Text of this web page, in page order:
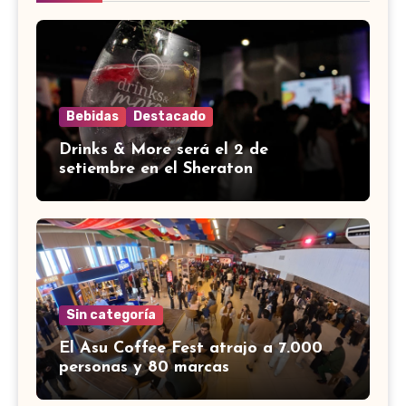
Bebidas Destacado
Drinks & More será el 2 de
setiembre en el Sheraton
Sin categoría
El Asu Coffee Fest atrajo a 7.000
personas y 80 marcas